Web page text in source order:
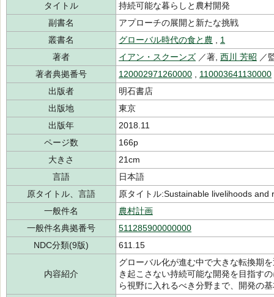
タイトル
持続可能な暮らしと農村開発
副書名
アプローチの展開と新たな挑戦
叢書名
グローバル時代の食と農
1
著者
イアン・スクーンズ ／著, 西川 芳昭 ／
著者典拠番号
120002971260000 110003641130000
出版者
明石書店
出版地
東京
出版年
2018.11
ページ数
166p
大きさ
21cm
言語
日本語
原タイトル、言語
原タイトル:Sustainable livelihoods
一般件名
農村計画
一般件名典拠番号
511285900000000
NDC分類(9版)
611.15
内容紹介
グローバル化が進む中で大きな転換期
き起こさない持続可能な開発を目指す
ら視野に入れるべき分野まで、開発の